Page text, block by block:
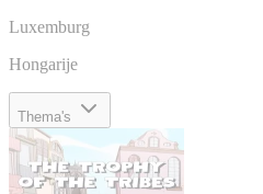
Luxemburg
Hongarije
Thema's